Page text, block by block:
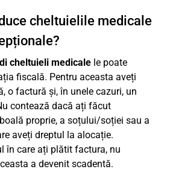
cheltuielile medicale
cheltuieli medicale le poate
fiscală. Pentru aceasta aveți
o factură și, în unele cazuri, un
contează dacă ați făcut
proprie, a soțului/soției sau a
aveți dreptul la alocație.
în care ați plătit factura, nu
a devenit scadentă.